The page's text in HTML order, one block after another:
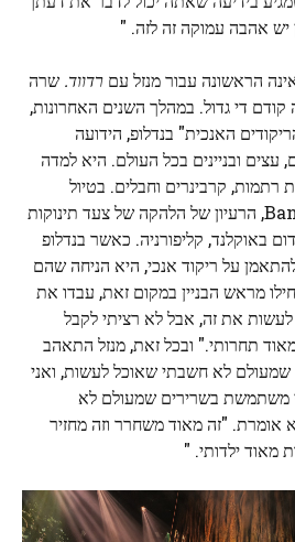
אהבה עמוקה זה לזה. "
הראשונה עבור מנזל עם רדווד. שרה
קודם די גדול. במהלך השנים האחרונות,
האנכית" בנדלופ, הידועה
עצים ובניינים בכל העולם. היא למדה
רתמות, קרבינרים וחבלים. בטיול
הראשון שלה עם Bandaloop, הרעיון של הלהקה של צעד תינוקות
אדום באוקלנד, קליפורניה. כאשר בנדלופ
על ריקוד אנכי, היא הניחה שהם
מראש הבניין במקום זאת, עבדו את
את זה, אבל לא רציתי לקבל
תחרותי." ובכל זאת, מנזל התאהב
שמעולם לא חשבתי שאוכל לעשות, ואני
משתמשת בשרירים שמעולם לא
"זה מאוד משחרר וזה מחזיר
מאוד ילדותי. "